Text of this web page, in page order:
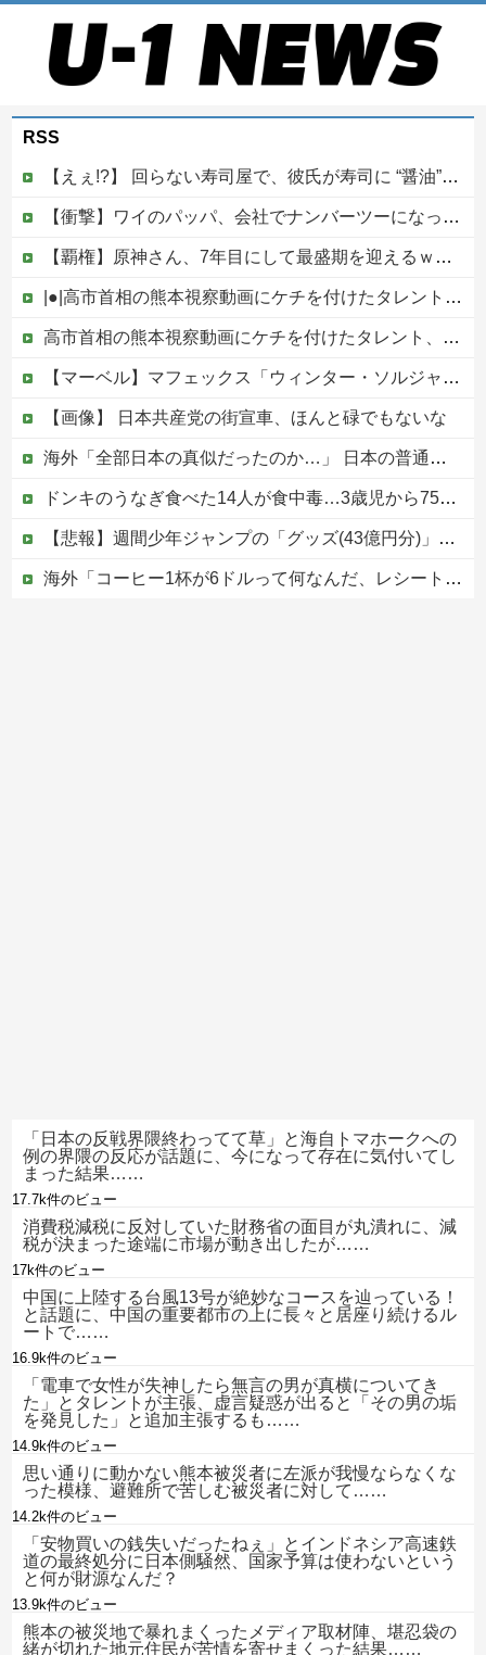
RSS
【えぇ!?】 回らない寿司屋で、彼氏が寿司に “醤油” つけてた→私「は？30にもなって、醤油つけるとか恥ずかしい！ドン引き！低レベル!! 回転寿司しか行ったことない人はこれだから…」
【衝撃】ワイのパッパ、会社でナンバーツーになった結果ｗｗｗｗｗｗｗｗｗｗ
【覇権】原神さん、7年目にして最盛期を迎えるｗｗｗｗｗｗｗｗｗｗ
|●|高市首相の熊本視察動画にケチを付けたタレント、「正体バレバレよな」と黒電話の呼び方であっさりと……
高市首相の熊本視察動画にケチを付けたタレント、「正体バレバレよな」と黒電話の呼び方であっさりと……他
【マーベル】マフェックス「ウィンター・ソルジャー」可動フィギュア【再販予約開始】
【画像】 日本共産党の街宣車、ほんと碌でもないな
海外「全部日本の真似だったのか…」 日本の普通のテレビ番組が最新SNSの数十年先を行っていたと話題に
ドンキのうなぎ食べた14人が食中毒…3歳児から75歳まで被害
【悲報】週間少年ジャンプの「グッズ(43億円分)」を注文し全てキャンセルした女逮捕ｗｗｗｗｗｗｗｗ
海外「コーヒー1杯が6ドルって何なんだ、レシートを二度見した」値上げで買うのをやめたもの…
「日本の反戦界隈終わってて草」と海自トマホークへの
例の界隈の反応が話題に、今になって存在に気付いてし
まった結果……
17.7k件のビュー
消費税減税に反対していた財務省の面目が丸潰れに、減
税が決まった途端に市場が動き出したが……
17k件のビュー
中国に上陸する台風13号が絶妙なコースを辿っている！
と話題に、中国の重要都市の上に長々と居座り続けるル
ートで……
16.9k件のビュー
「電車で女性が失神したら無言の男が真横についてき
た」とタレントが主張、虚言疑惑が出ると「その男の垢
を発見した」と追加主張するも……
14.9k件のビュー
思い通りに動かない熊本被災者に左派が我慢ならなくな
った模様、避難所で苦しむ被災者に対して……
14.2k件のビュー
「安物買いの銭失いだったねぇ」とインドネシア高速鉄
道の最終処分に日本側騒然、国家予算は使わないという
と何が財源なんだ？
13.9k件のビュー
熊本の被災地で暴れまくったメディア取材陣、堪忍袋の
緒が切れた地元住民が苦情を寄せまくった結果……